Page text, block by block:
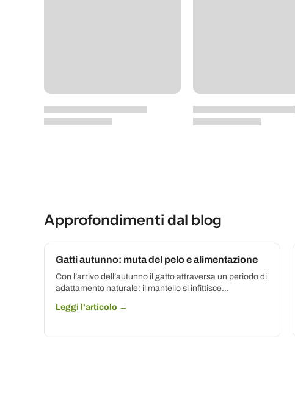
Approfondimenti dal blog
Gatti autunno: muta del pelo e alimentazione
Con l’arrivo dell’autunno il gatto attraversa un periodo di
adattamento naturale: il mantello si infittisce...
Leggi l'articolo →